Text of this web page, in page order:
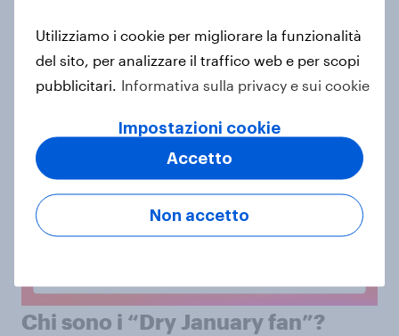
accentua la flessione.
La categoria
è la più penalizzata con
un calo di -9 pp rispetto a dicembre, mese di
DOC/DOCGe isuper-alcolici(Brown puri).
Chi sono i “Dry January fan”?
Utilizziamo i cookie per migliorare la funzionalità
del sito, per analizzare il traffico web e per scopi
pubblicitari.
Informativa sulla privacy e sui cookie
Impostazioni cookie
Non accetto
Accetto